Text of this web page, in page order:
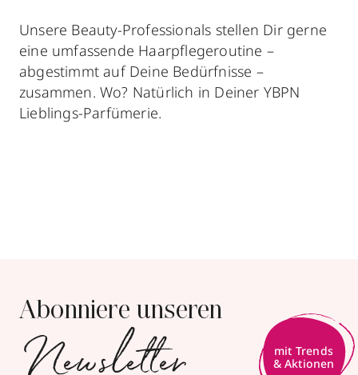
Unsere Beauty-Professionals stellen Dir gerne
eine umfassende Haarpflegeroutine –
abgestimmt auf Deine Bedürfnisse –
zusammen. Wo? Natürlich in Deiner YBPN
Lieblings-Parfümerie.
Abonniere unseren